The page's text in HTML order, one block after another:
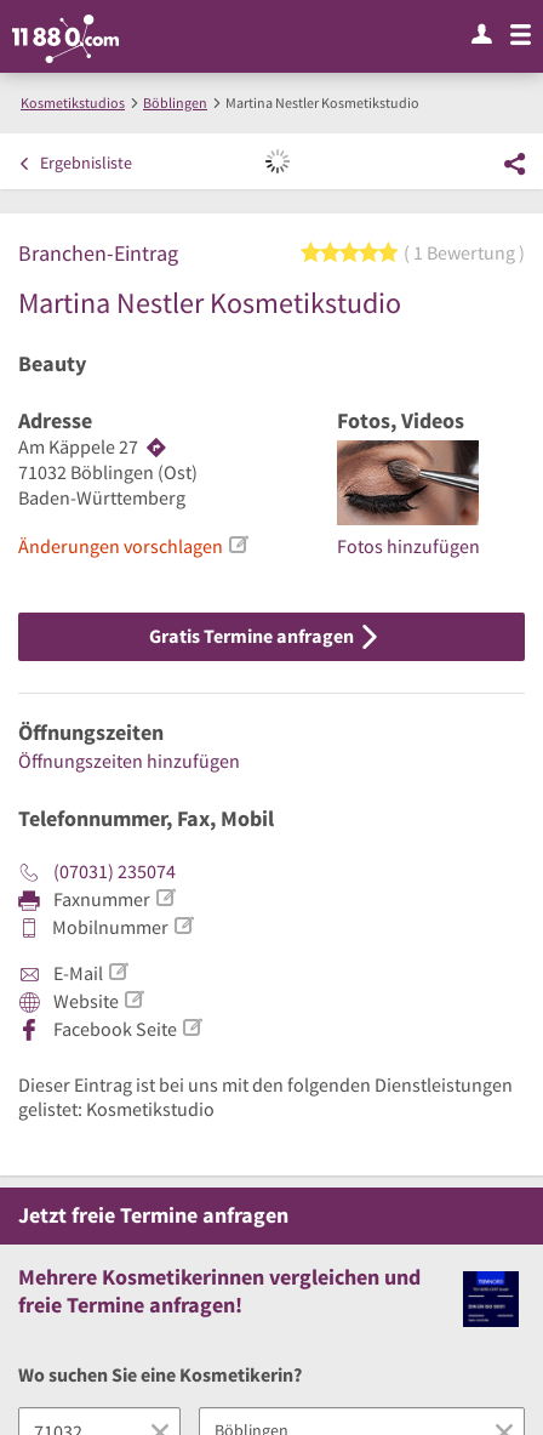
Kosmetikstudios Böblingen Martina Nestler Kosmetikstudio
Ergebnisliste
Branchen-Eintrag 5 von 5 Sternen
1 Bewertung
Martina Nestler Kosmetikstudio
Beauty
Adresse
Am Käppele 27
71032 Böblingen (Ost)
Baden-Württemberg
Änderungen vorschlagen
Fotos, Videos
Fotos hinzufügen
Gratis Termine anfragen
Öffnungszeiten
Öffnungszeiten hinzufügen
Telefonnummer, Fax, Mobil
(07031) 235074
Faxnummer
Mobilnummer
E-Mail
Website
Facebook Seite
Dieser Eintrag ist bei uns mit den folgenden Dienstleistungen
gelistet: Kosmetikstudio
JetztfreieTermine anfragen
Mehrere Kosmetikerinnen vergleichen und
freieTermine anfragen!
Wo suchen Sie eine Kosmetikerin?